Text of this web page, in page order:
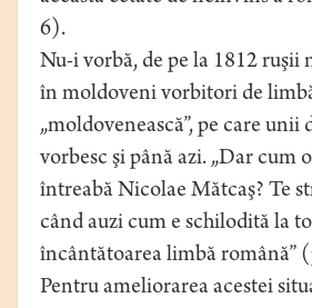
6).
Nu-i vorbă, de pe la 1812 ruşii
în moldoveni vorbitori de
„moldovenească”, pe care
vorbesc şi până azi. „Dar cum
întreabă Nicolae Mătcaş? Te
când auzi cum e schilodită la
încântătoarea limbă română”
Pentru ameliorarea acestei